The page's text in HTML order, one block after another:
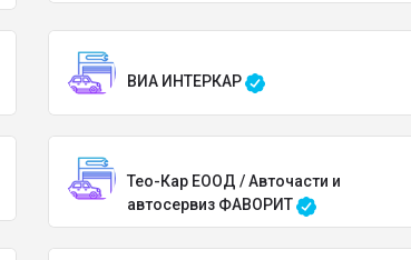
ВИА ИНТЕРКАР
Тео-Кар ЕООД / Авточасти и
автосервиз ФАВОРИТ